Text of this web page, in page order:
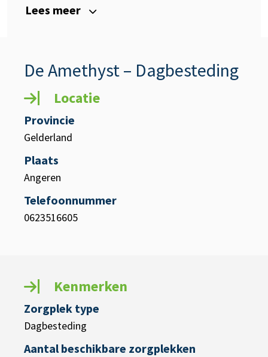
Lees meer
De Amethyst – Dagbesteding
Locatie
Provincie
Gelderland
Plaats
Angeren
Telefoonnummer
0623516605
Kenmerken
Zorgplek type
Dagbesteding
Aantal beschikbare zorgplekken